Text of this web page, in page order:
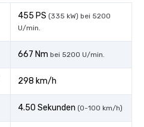
455 PS (335 kW) bei 5200
U/min.
667 Nm bei 5200 U/min.
298 km/h
4.50 Sekunden (0-100 km/h)